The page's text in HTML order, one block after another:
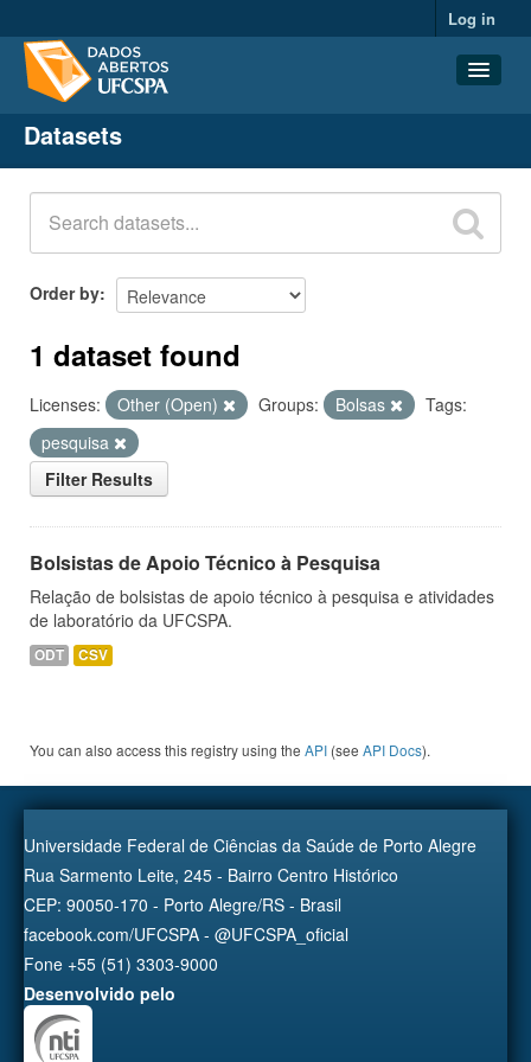
Log in
Datasets
Organizations
Groups
About
Datasets
Order by
1 dataset found
Licenses: Other (Open) Groups: Bolsas
Tags:
pesquisa
Filter Results
Bolsistas de Apoio Técnico à Pesquisa
Relação de bolsistas de apoio técnico à pesquisa e atividades
de laboratório da UFCSPA.
ODT CSV
You can also access this registry using the API (see API Docs).
Universidade Federal de Ciências da Saúde de Porto Alegre
Rua Sarmento Leite, 245 - Bairro Centro Histórico
CEP: 90050-170 - Porto Alegre/RS - Brasil
facebook.com/UFCSPA - @UFCSPA_oficial
Fone +55 (51) 3303-9000
Desenvolvido pelo